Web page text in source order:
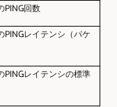
PING回数
PINGレイテンシ（パケ
PINGレイテンシの標準